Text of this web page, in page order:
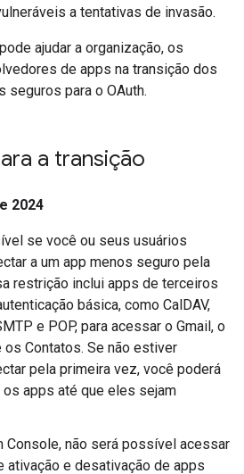
a tentativas de invasão.
ajudar a organização, os
de apps na transição dos
para o OAuth.
a transição
2024
se você ou seus usuários
a um app menos seguro pela
restrição inclui apps de terceiros
básica, como CalDAV,
e POP, para acessar o Gmail, o
os Contatos. Se não estiver
pela primeira vez, você poderá
os apps até que eles sejam
Console, não será possível acessar
ativação e desativação de apps